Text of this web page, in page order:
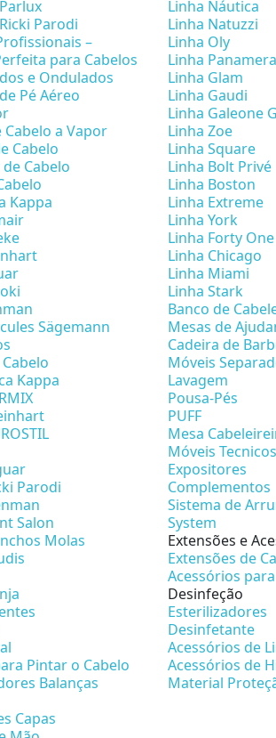
Parodi
–
para Cabelos
e Ondulados
Pé Aéreo
Cabelo a Vapor
Cabelo
Cabelo
Kappa
Sägemann
Kappa
Parodi
Salon
Molas
Pintar o Cabelo
Balanças
Capas
Linha Náutica
Linha Natuzzi
Linha Oly
Linha Panamera
Linha Glam
Linha Gaudi
Linha Galeone
Linha Zoe
Linha Square
Linha Bolt Privé
Linha Boston
Linha Extreme
Linha York
Linha Forty One
Linha Chicago
Linha Miami
Linha Stark
Banco de
Mesas de
Cadeira de
Móveis
Lavagem
Pousa-Pés
PUFF
Mesa
Móveis Tecnicos
Expositores
Complementos
Sistema de
System
Extensões e
Extensões de
Acessórios
Desinfeção
Esterilizadores
Desinfetante
Acessórios de
Acessórios de
Material